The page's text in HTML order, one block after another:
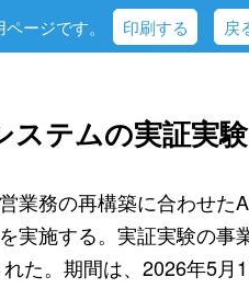
ージです。 印刷する 戻
ステムの実証実
業務の再構築に合わせた
実施する。実証実験の事
た。期間は、2026年5月1